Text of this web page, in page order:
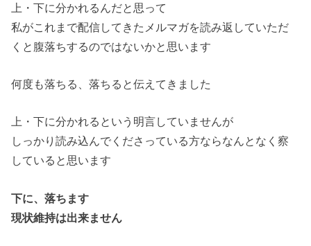
上・下に分かれるんだと思って
私がこれまで配信してきたメルマガを読み返していただ
くと腹落ちするのではないかと思います
何度も落ちる、落ちると伝えてきました
上・下に分かれるという明言していませんが
しっかり読み込んでくださっている方ならなんとなく察
していると 思います
下に、落ちます
現状維持は出来ません